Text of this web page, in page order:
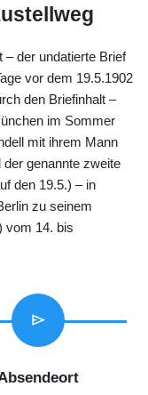
‒ der undatierte Brief
vor dem 19.5.1902
den Briefinhalt ‒
im Sommer
mit ihrem Mann
genannte zweite
den 19.5.) ‒ in
zu seinem
vom 14. bis
send